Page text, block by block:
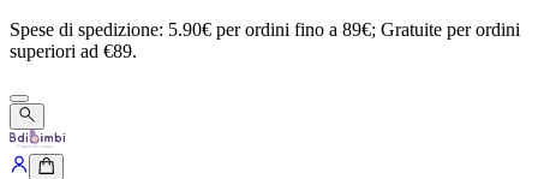
Spese di spedizione: 5.90€ perordini fino a 89€; Gratuite perordini
superiori ad €89.